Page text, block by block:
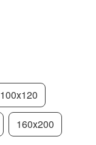
100х120
160х200